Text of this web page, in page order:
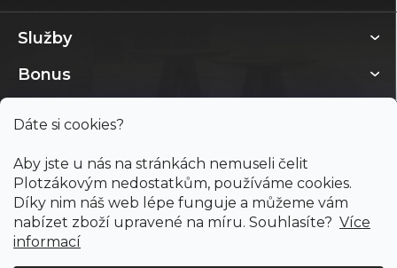
Dáte si cookies?
Aby jste u nás na stránkách nemuseli čelit
Plotzákovým nedostatkům, používáme cookies.
Díky nim náš web lépe funguje a můžeme vám
nabízet zboží upravené na míru. Souhlasíte? Více
informací
Služby
Bonus